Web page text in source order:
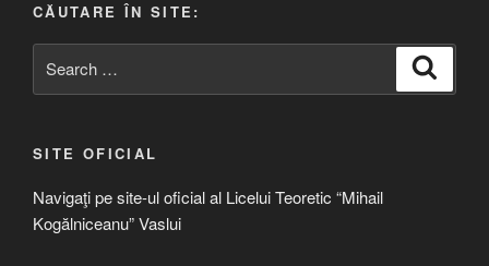
CĂUTARE ÎN SITE:
for:
SITE OFICIAL
Navigaţi pe site-ul oficial al Licelui Teoretic “Mihail
Kogălniceanu” Vaslui